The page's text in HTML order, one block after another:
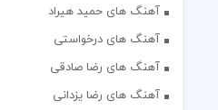
آهنگ های حمید هیراد
آهنگ های درخواستی
آهنگ های رضا صادقی
آهنگ های رضا یزدانی